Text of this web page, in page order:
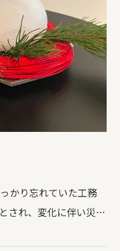
かり忘れていた工務
され、変化に伴い災難